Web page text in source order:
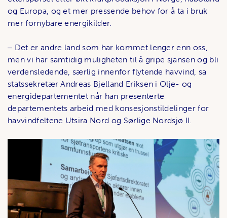
og Europa, og et mer pressende behov for å ta i bruk
mer fornybare energikilder.
‒ Det er andre land som har kommet lenger enn oss,
men vi har samtidig muligheten til å gripe sjansen og bli
verdensledende, særlig innenfor flytende havvind, sa
statssekretær Andreas Bjelland Eriksen i Olje- og
energidepartementet når han presenterte
departementets arbeid med konsesjonstildelinger for
havvindfeltene Utsira Nord og Sørlige Nordsjø II.